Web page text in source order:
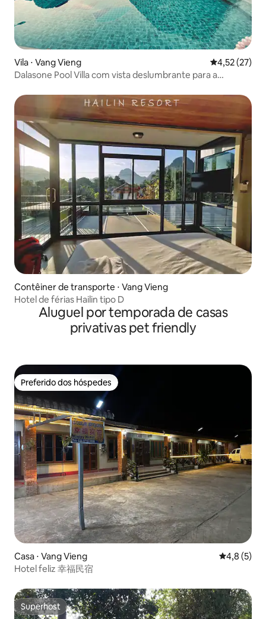
Vila ⋅ Vang Vieng 4,52 de uma
4,52 (27)
Dalasone Pool Villa com vista deslumbrante para a
Contêiner de transporte ⋅ Vang Vieng
Hotel de férias Hailin tipo D
Aluguel por temporada de casas
privativas pet friendly
Preferido dos hóspedes
Preferido dos hóspedes
Casa ⋅ Vang Vieng 4,8 de
4,8 (5)
Hotel feliz 幸福民宿
Superhost
Superhost